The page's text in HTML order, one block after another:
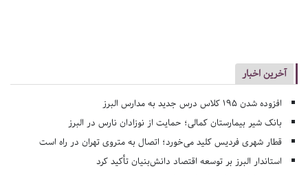
آخرین اخبار
افزوده شدن ۱۹۵ کلاس درس جدید به مدارس البرز
بانک شیر بیمارستان کمالی؛ حمایت از نوزادان نارس در البرز
قطار شهری فردیس کلید می‌خورد؛ اتصال به متروی تهران در راه است
استاندار البرز بر توسعه اقتصاد دانش‌بنیان تأکید کرد